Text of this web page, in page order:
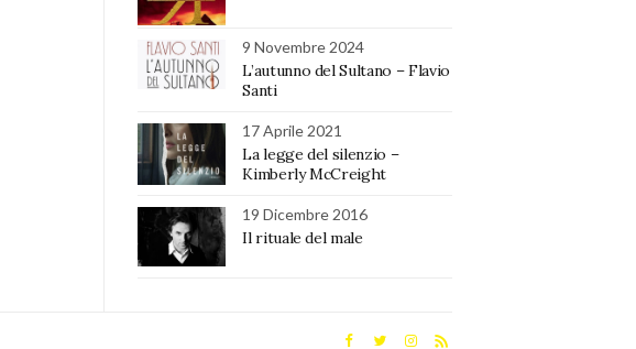
9 Novembre 2024
L’autunno del Sultano – Flavio
Santi
17 Aprile 2021
La legge del silenzio –
Kimberly McCreight
19 Dicembre 2016
Il rituale del male